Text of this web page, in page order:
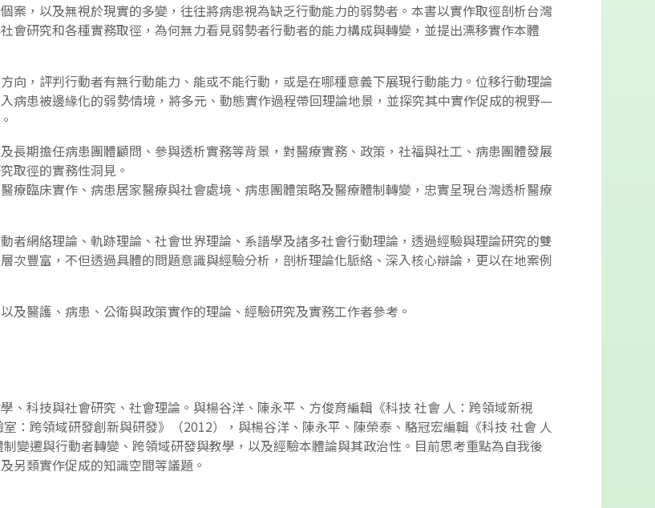
案，以及無視於現實的多變，往往將病患視為缺乏行動能力的弱勢者。本書以實作取徑剖析台灣
會研究和各種實務取徑，為何無力看見弱勢者行動者的能力構成與轉變，並提出漂移實作本體
向，評判行動者有無行動能力、能或不能行動，或是在哪種意義下展現行動能力。位移行動理論
病患被邊緣化的弱勢情境，將多元、動態實作過程帶回理論地景，並探究其中實作促成的視野—
長期擔任病患團體顧問、參與透析實務等背景，對醫療實務、政策，社福與社工、病患團體發展
取徑的實務性洞見。
療臨床實作、病患居家醫療與社會處境、病患團體策略及醫療體制轉變，忠實呈現台灣透析醫療
者網絡理論、軌跡理論、社會世界理論、系譜學及諸多社會行動理論，透過經驗與理論研究的雙
次豐富，不但透過具體的問題意識與經驗分析，剖析理論化脈絡、深入核心辯論，更以在地案例
及醫護、病患、公衛與政策實作的理論、經驗研究及實務工作者參考。
、科技與社會研究、社會理論。與楊谷洋、陳永平、方俊育編輯《科技 社會 人：跨領域新視
：跨領域研發創新與研發》（2012），與楊谷洋、陳永平、陳榮泰、駱冠宏編輯《科技 社會 人
變遷與行動者轉變、跨領域研發與教學，以及經驗本體論與其政治性。目前思考重點為自我後
另類實作促成的知識空間等議題。